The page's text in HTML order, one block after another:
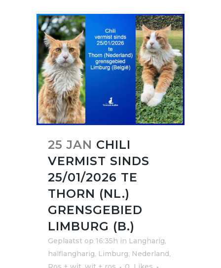
25 JAN CHILI
VERMIST SINDS
25/01/2026 TE
THORN (NL.)
GRENSGEBIED
LIMBURG (B.)
Geplaatst op 16:35h in Langharig,
halflangharig, Limburg, Nederland,